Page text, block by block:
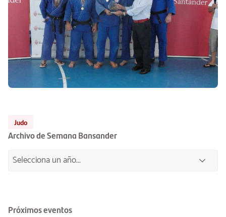
Judo
Archivo de Semana Bansander
Próximos eventos